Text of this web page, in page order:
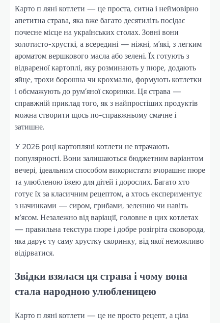
Карто п ляні котлети — це проста, ситна і неймовірно
апетитна страва, яка вже багато десятиліть посідає
почесне місце на українських столах. Зовні вони
золотисто-хрусткі, а всередині — ніжні, м’які, з легким
ароматом вершкового масла або зелені. Їх готують з
відвареної картоплі, яку розминають у пюре, додають
яйце, трохи борошна чи крохмалю, формують котлетки
і обсмажують до рум’яної скоринки. Ця страва —
справжній приклад того, як з найпростіших продуктів
можна створити щось по-справжньому смачне і
затишне.
У 2026 році картопляні котлети не втрачають
популярності. Вони залишаються бюджетним варіантом
вечері, ідеальним способом використати вчорашнє пюре
та улюбленою їжею для дітей і дорослих. Багато хто
готує їх за класичним рецептом, а хтось експериментує
з начинками — сиром, грибами, зеленню чи навіть
м’ясом. Незалежно від варіації, головне в цих котлетах
— правильна текстура пюре і добре розігріта сковорода,
яка дарує ту саму хрустку скоринку, від якої неможливо
відірватися.
Звідки взялася ця страва і чому вона
стала народною улюбленицею
Карто п ляні котлети — це не просто рецепт, а ціла